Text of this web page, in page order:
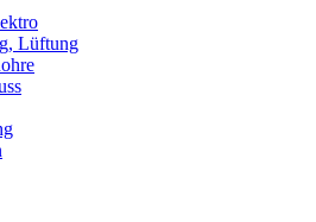
Lüftung